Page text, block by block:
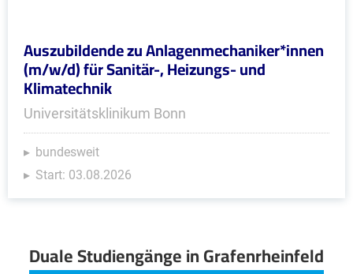
Auszubildende zu Anlagenmechaniker*innen
(m/w/d) für Sanitär-, Heizungs- und
Klimatechnik
Universitätsklinikum Bonn
bundesweit
Start: 03.08.2026
Duale Studiengänge in Grafenrheinfeld